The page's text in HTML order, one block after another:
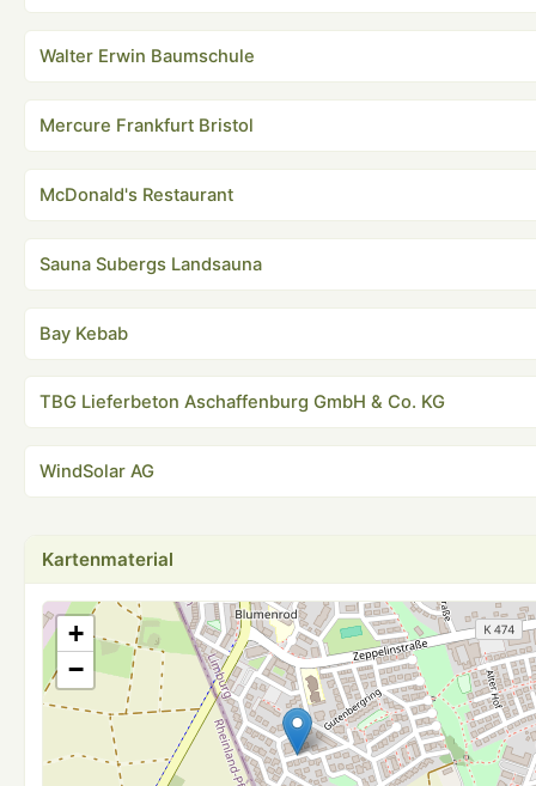
Walter Erwin Baumschule
Mercure Frankfurt Bristol
McDonald's Restaurant
Sauna Subergs Landsauna
Bay Kebab
TBG Lieferbeton Aschaffenburg GmbH & Co. KG
WindSolar AG
Kartenmaterial
+
−